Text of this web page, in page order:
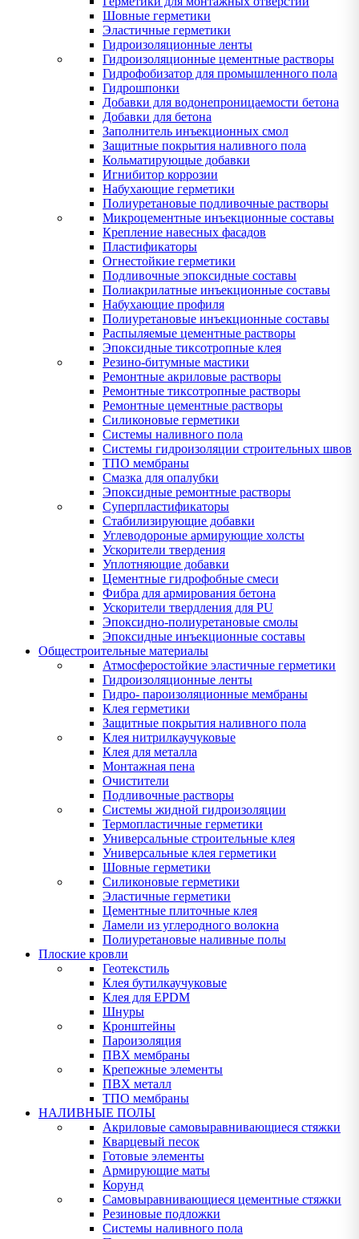
Шовные герметики
Эластичные герметики
Гидроизоляционные ленты
Гидроизоляционные цементные растворы
Гидрофобизатор для промышленного пола
Гидрошпонки
Добавки для водонепроницаемости бетона
Добавки для бетона
Заполнитель инъекционных смол
Защитные покрытия наливного пола
Кольматирующые добавки
Игнибитор коррозии
Набухающие герметики
Полиуретановые подливочные растворы
Микроцементные инъекционные составы
Крепление навесных фасадов
Пластификаторы
Огнестойкие герметики
Подливочные эпоксидные составы
Полиакрилатные инъекционные составы
Набухающие профиля
Полиуретановые инъекционные составы
Распыляемые цементные растворы
Эпоксидные тиксотропные клея
Резино-битумные мастики
Ремонтные акриловые растворы
Ремонтные тиксотропные растворы
Ремонтные цементные растворы
Силиконовые герметики
Системы наливного пола
Системы гидроизоляции строительных швов
ТПО мембраны
Смазка для опалубки
Эпоксидные ремонтные растворы
Суперпластификаторы
Стабилизирующие добавки
Углеводороные армирующие холсты
Ускорители твердения
Уплотняющие добавки
Цементные гидрофобные смеси
Фибра для армирования бетона
Ускорители твердления для PU
Эпоксидно-полиуретановые смолы
Эпоксидные инъекционные составы
Общестроительные материалы
Атмосферостойкие эластичные герметики
Гидроизоляционные ленты
Гидро- пароизоляционные мембраны
Клея герметики
Защитные покрытия наливного пола
Клея нитрилкаучуковые
Клея для металла
Монтажная пена
Очистители
Подливочные растворы
Системы жидной гидроизоляции
Термопластичные герметики
Универсальные строительные клея
Универсальные клея герметики
Шовные герметики
Силиконовые герметики
Эластичные герметики
Цементные плиточные клея
Ламели из углеродного волокна
Полиуретановые наливные полы
Плоские кровли
Геотекстиль
Клея бутилкаучуковые
Клея для EPDM
Шнуры
Кронштейны
Пароизоляция
ПВХ мембраны
Крепежные элементы
ПВХ металл
ТПО мембраны
НАЛИВНЫЕ ПОЛЫ
Акриловые самовыравнивающиеся стяжки
Кварцевый песок
Готовые элементы
Армирующие маты
Корунд
Самовыравнивающиеся цементные стяжки
Резиновые подложки
Системы наливного пола